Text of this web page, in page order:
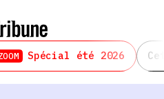
Spécial été 2026